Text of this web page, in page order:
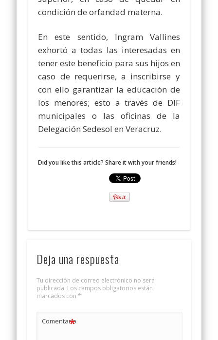
condición de orfandad materna.
En este sentido, Ingram Vallines
exhortó a todas las interesadas en
tener este beneficio para sus hijos en
caso de requerirse, a inscribirse y
con ello garantizar la educación de
los menores; esto a través de DIF
municipales o las oficinas de la
Delegación Sedesol en Veracruz.
Did you like this article? Share it with your friends!
Deja una respuesta
Tu dirección de correo electrónico no será
publicada. Los campos obligatorios están
marcados con *
Comentario
*